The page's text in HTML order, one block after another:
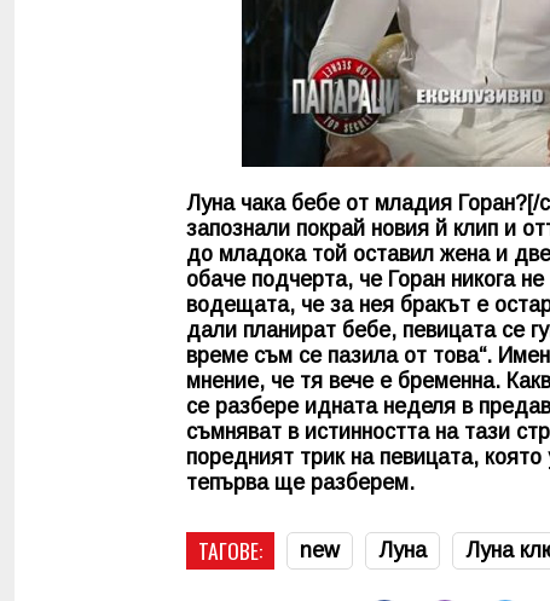
Луна чака бебе от младия
запознали покрай новия й клип и
до младока той оставил жена и
обаче подчерта, че Горан никога
водещата, че за нея бракът е
дали планират бебе, певицата се
време съм се пазила от това“.
мнение, че тя вече е бременна.
се разбере идната неделя в
съмняват в истинността на тази
поредният трик на певицата,
тепърва ще разберем.
ТАГОВЕ: new Луна Луна